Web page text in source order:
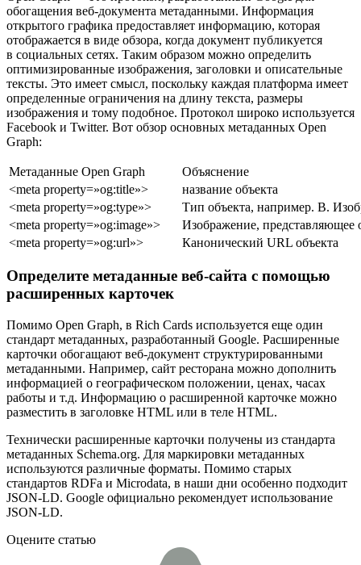
обогащения веб-документа метаданными. Информация
открытого графика предоставляет информацию, которая
отображается в виде обзора, когда документ публикуется
в социальных сетях. Таким образом можно определить
оптимизированные изображения, заголовки и описательные
тексты. Это имеет смысл, поскольку каждая платформа имеет
определенные ограничения на длину текста, размеры
изображения и тому подобное. Протокол широко используется
Facebook и Twitter. Вот обзор основных метаданных Open
Graph:
Метаданные Open Graph
Объяснение
<meta property=»og:title»>
название объекта
<meta property=»og:type»>
Тип объекта, например. B.
<meta property=»og:image»>
Изображение, представляющее
<meta property=»og:url»>
Канонический URL объекта
Определите метаданные веб-сайта с помощью
расширенных карточек
Помимо Open Graph, в Rich Cards используется еще один
стандарт метаданных, разработанный Google. Расширенные
карточки обогащают веб-документ структурированными
метаданными. Например, сайт ресторана можно дополнить
информацией о географическом положении, ценах, часах
работы и т.д. Информацию о расширенной карточке можно
разместить в заголовке HTML или в теле HTML.
Технически расширенные карточки получены из стандарта
метаданных Schema.org. Для маркировки метаданных
используются различные форматы. Помимо старых
стандартов RDFa и Microdata, в наши дни особенно подходит
JSON-LD. Google официально рекомендует использование
JSON-LD.
Оцените статью